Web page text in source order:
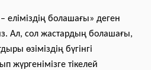
еліміздің болашағы» деген
Ал, сол жастардың болашағы,
өзіміздің бүгінгі
жүргенімізге тікелей